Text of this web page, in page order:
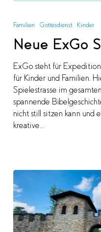
Staffel
Familien Gottesdienst Kinder
Neue ExGo
ExGo steht für
für Kinder und Familien.
Spielestrasse im
spannende
nicht still sitzen kann und
kreative…